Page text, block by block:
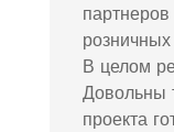
В целом
Довольны
проекта